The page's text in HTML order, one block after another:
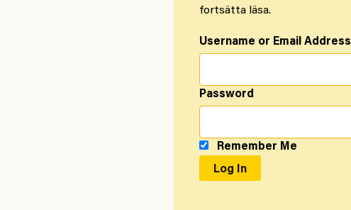
fortsätta läsa.
Username or Email Address
Password
Remember Me